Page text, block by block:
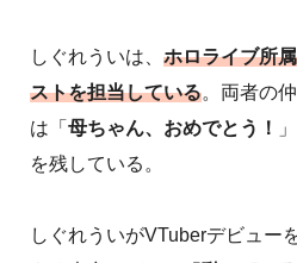
しぐれういは、 ホロライブ所
ストを担当している。両者の
は「 母ちゃん、おめでとう！
を残している。
しぐれういがVTuberデビュー